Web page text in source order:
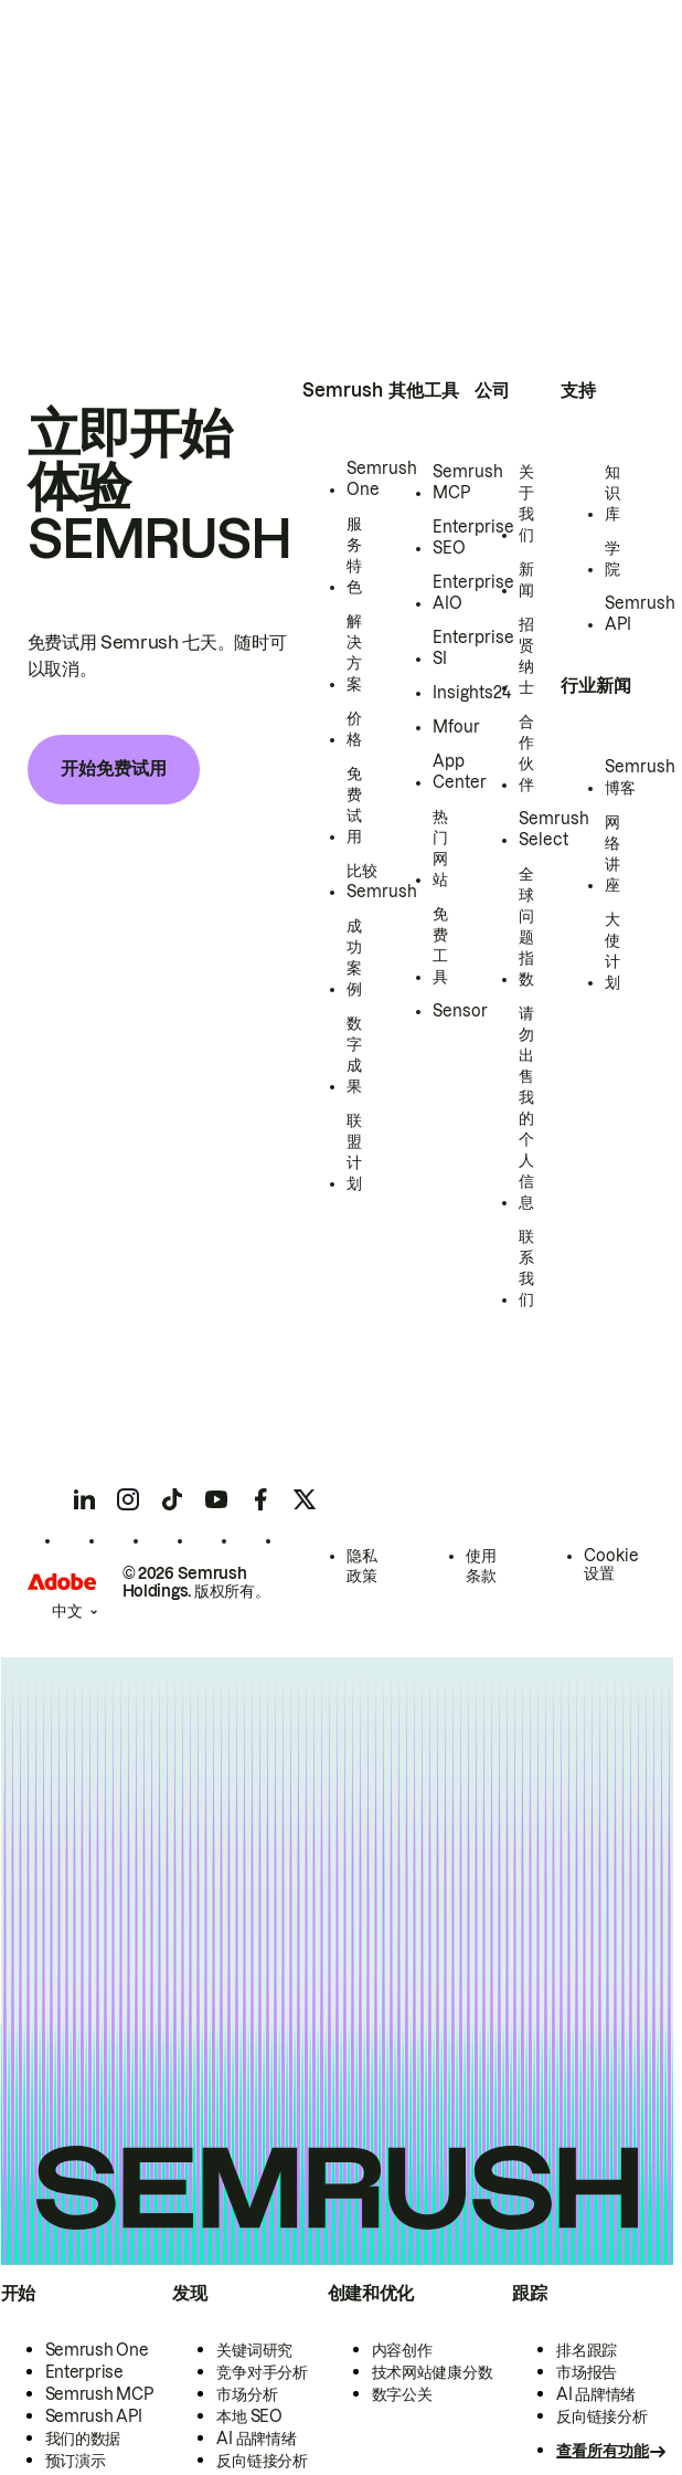
开始
Semrush One
Enterprise
Semrush MCP
Semrush API
我们的数据
预订演示
发现
关键词研究
竞争对手分析
市场分析
本地 SEO
AI 品牌情绪
反向链接分析
创建和优化
内容创作
技术网站健康分数
数字公关
跟踪
排名跟踪
市场报告
AI 品牌情绪
反向链接分析
查看所有功能
立即开始
体验
SEMRUSH
免费试用 Semrush 七天。随时可
以取消。
开始免费试用
Semrush
Semrush
One
服
务
特
色
解
决
方
案
价
格
免
费
试
用
比较
Semrush
成
功
案
例
数
字
成
果
联
盟
计
划
其他工具
Semrush
MCP
Enterprise
SEO
Enterprise
AIO
Enterprise
SI
Insights24
Mfour
App
Center
热
门
网
站
免
费
工
具
Sensor
公司
关
于
我
们
新
闻
招
贤
纳
士
合
作
伙
伴
Semrush
Select
全
球
问
题
指
数
请
勿
出
售
我
的
个
人
信
息
联
系
我
们
支持
知
识
库
学
院
Semrush
API
行业新闻
Semrush
博客
网
络
讲
座
大
使
计
划
© 2026 Semrush
Holdings. 版权所有。
隐私
政策
使用
条款
Cookie
设置
中文